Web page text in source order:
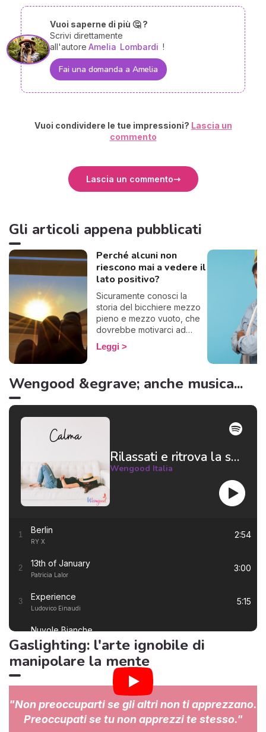
Vuoi saperne di più 🤔 ?
Scrivi direttamente
all'autore Amelia Lombardi !
Fai una domanda a Amelia
Vuoi condividere le tue impressioni? Lascia un
commento
Lascia un commento
Gli articoli appena pubblicati
Perché alcuni non
riescono mai a vedere il
lato positivo?
Sicuramente conosci la
storia del bicchiere mezzo
pieno e mezzo vuoto, che
dovrebbe motivarci ad
essere ottimisti. Ecco, alcuni
questo famoso bicchiere lo
via. Insomma, basta con le
pensare positivo.
Leggi
Wengood &egrave; anche musica...
Rilassati e ritrova la serenità 😌
Wengood Italia
1 Berlin
RY X
2:54
2 13th of January
Patricia Lalor
3:00
3 Experience
Ludovico Einaudi
5:15
Nuvole Bianche
Ludovico Einaudi
5:57
5 Una Mattina
6
Ludovico Einaudi
6:50
Gaslighting: l'arte ignobile di
manipolare la mente
"Non preoccuparti se gli altri non ti apprezzano.
Preoccupati se tu non apprezzi te stesso."